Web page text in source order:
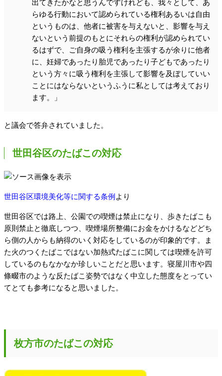
出てきたかなと思うんですけれども、我々として、あ
らゆる行動において認められている権利あるいは自由
というものは、他者に被害を与えないと、影響を与え
ないという前提のもとにそれらの権利が認められてい
るはずで、ご自身の吸う権利を主張するが余りに他者
に、妊婦であったり胎児であったり子どもであったり
という方々に吸う権利を主張して影響を及ぼしていい
ことにはならないというふうに私としては考えており
ます。」
と議会で答弁されていました。
世田谷区のたばこの対応
世田谷区環境美化等に関する条例 より
世田谷区では路上、公園での喫煙は禁止になり、歩きたばこも
原則禁止と徹底しつつ、喫煙場所整備にお金をかけるなどどち
ら側の人からも納得のいく対応をしているのが印象的です。ま
た火のつくたばこではない加熱式たばこに関しては喫煙を許可
しているのもなかなか珍しいことだと思います。寝屋川市や四
條畷市のような反たばこ姿勢ではなく中立した態度をとってい
てとても参考になると思いました。
枚方市のたばこの対応